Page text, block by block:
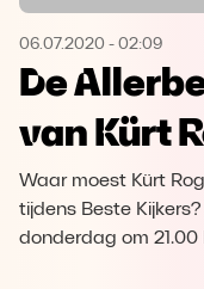
Opera
06.07.2020 - 02:09
De
van Kürt
Waar moest Kürt
tijdens Beste
donderdag om 21.00